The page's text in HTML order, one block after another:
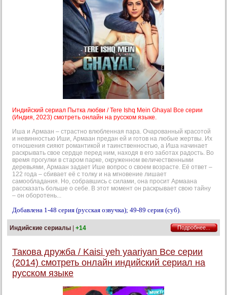
Индийский сериал Пытка любви / Tere Ishq Mein Ghayal Все серии
(Индия, 2023) смотреть онлайн на русском языке.
Иша и Армаан – страстно влюбленная пара. Очарованный красотой
и невинностью Иши, Армаан предан ей и готов на любые жертвы. Их
отношения сияют романтикой и таинственностью, а Иша начинает
раскрывать свое сердце перед ним, находя в его заботах радость. Во
время прогулки в старом парке, окруженном величественными
деревьями, Армаан задает Ише вопрос о своем возрасте. Её ответ –
122 года – сбивает её с толку и на мгновение лишает
самообладания. Но, собравшись с силами, она просит Армаана
рассказать больше о себе. В этот момент он раскрывает свою тайну
– он оборотень...
Добавлена 1-48 серия (русская озвучка); 49-89 серия (суб).
Индийские сериалы +14 Подробнее...
Такова дружба / Kaisi yeh yaariyan Все серии
(2014) смотреть онлайн индийский сериал на
русском языке